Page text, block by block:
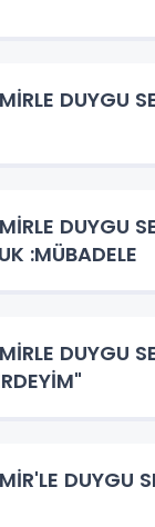
DUYGU
DUYGU
:MÜBADELE
DUYGU
DUYGU